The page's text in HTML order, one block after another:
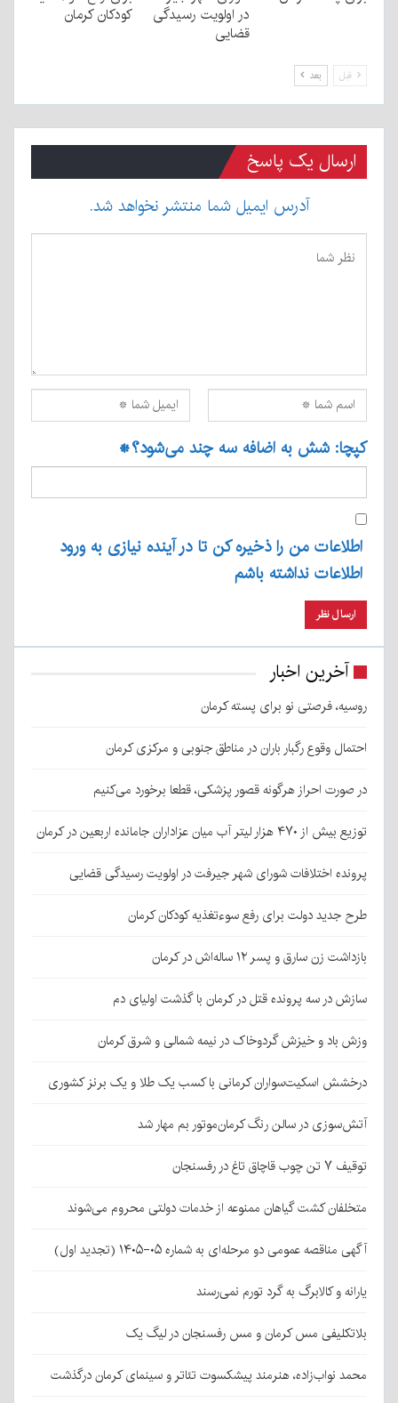
در اولویت رسیدگی
قضایی
کودکان کرمان
قبل بعد
ارسال یک پاسخ
آدرس ایمیل شما منتشر نخواهد شد.
کپچا: شش به اضافه سه چند می‌شود؟*
اطلاعات من را ذخیره کن تا در آینده نیازی به ورود
اطلاعات نداشته باشم
آخرین اخبار
روسیه، فرصتی نو برای پسته کرمان
احتمال وقوع رگبار باران در مناطق جنوبی و مرکزی کرمان
در صورت احراز هرگونه قصور پزشکی، قطعا برخورد می‌کنیم
توزیع بیش از ۴۷۰ هزار لیتر آب میان عزاداران جامانده اربعین در کرمان
پرونده اختلافات شورای شهر جیرفت در اولویت رسیدگی قضایی
طرح جدید دولت برای رفع سوءتغذیه کودکان کرمان
بازداشت زن سارق و پسر ۱۲ ساله‌اش در کرمان
سازش در سه پرونده قتل در کرمان با گذشت اولیای دم
وزش باد و خیزش گردوخاک در نیمه شمالی و شرق کرمان
درخشش اسکیت‌سواران کرمانی با کسب یک طلا و یک برنز کشوری
آتش‌سوزی در سالن رنگ کرمان‌موتور بم مهار شد
توقیف ۷ تن چوب قاچاق تاغ در رفسنجان
متخلفان کشت گیاهان ممنوعه از خدمات دولتی محروم می‌شوند
آگهی مناقصه عمومی دو مرحله‌ای به شماره ۰۵-۱۴۰۵ (تجدید اول)
یارانه و کالابرگ به گرد تورم نمی‌رسند
بلاتکلیفی مس کرمان و مس رفسنجان در لیگ یک
محمد نواب‌زاده، هنرمند پیشکسوت تئاتر و سینمای کرمان درگذشت